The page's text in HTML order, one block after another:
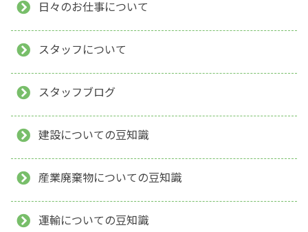
日々のお仕事について
スタッフについて
スタッフブログ
建設についての豆知識
産業廃棄物についての豆知識
運輸についての豆知識